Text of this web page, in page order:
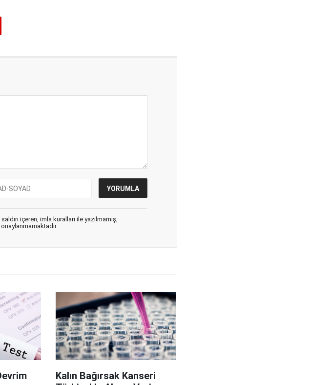
içeren, imla kuralları ile yazılmamış,
Kalın Bağırsak Kanseri